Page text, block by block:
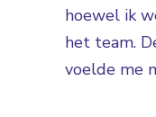
hoewel ik
het team.
voelde me